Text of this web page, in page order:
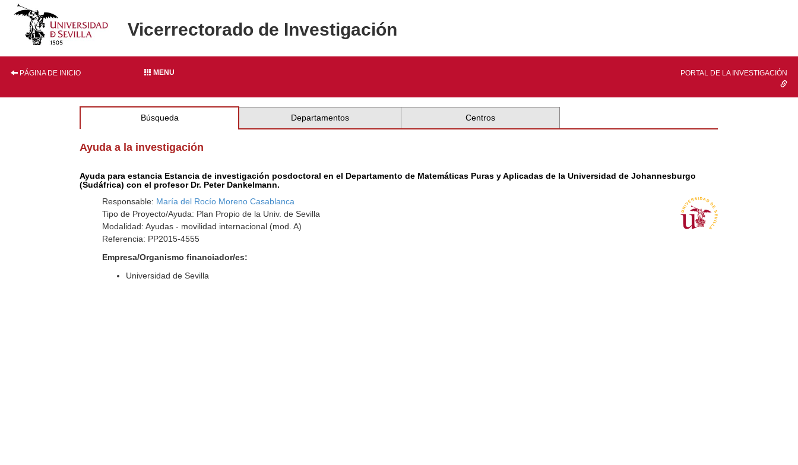
Vicerrectorado de Investigación
PÁGINA DE INICIO MENU PORTAL DE LA INVESTIGACIÓN
Búsqueda Departamentos Centros
Ayuda a la investigación
Ayuda para estancia Estancia de investigación posdoctoral en el Departamento de Matemáticas Puras y Aplicadas de la Universidad de Johannesburgo
(Sudáfrica) con el profesor Dr. Peter Dankelmann.
Responsable: María del Rocío Moreno Casablanca
Tipo de Proyecto/Ayuda: Plan Propio de la Univ. de Sevilla
Modalidad: Ayudas - movilidad internacional (mod. A)
Referencia: PP2015-4555
Empresa/Organismo financiador/es:
Universidad de Sevilla